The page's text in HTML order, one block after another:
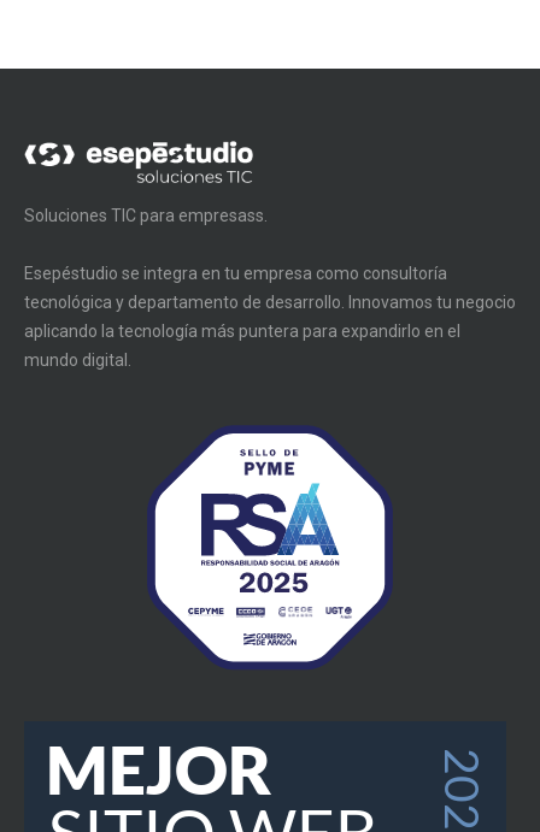
Soluciones TIC para empresass.
Esepéstudio se integra en tu empresa como consultoría
tecnológica y departamento de desarrollo. Innovamos tu negocio
aplicando la tecnología más puntera para expandirlo en el
mundo digital.